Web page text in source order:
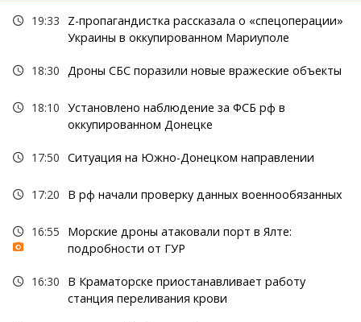
19:33
Z-пропагандистка рассказала о «спецоперации»
Украины в оккупированном Мариуполе
18:30 Дроны СБС поразили новые вражеские объекты
18:10 Установлено наблюдение за ФСБ рф в
оккупированном Донецке
17:50 Ситуация на Южно-Донецком направлении
17:20 В рф начали проверку данных военнообязанных
16:55
Морские дроны атаковали порт в Ялте:
подробности от ГУР
16:30
В Краматорске приостанавливает работу
станция переливания крови